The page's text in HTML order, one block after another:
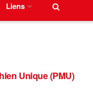
Liens
Unique (PMU)